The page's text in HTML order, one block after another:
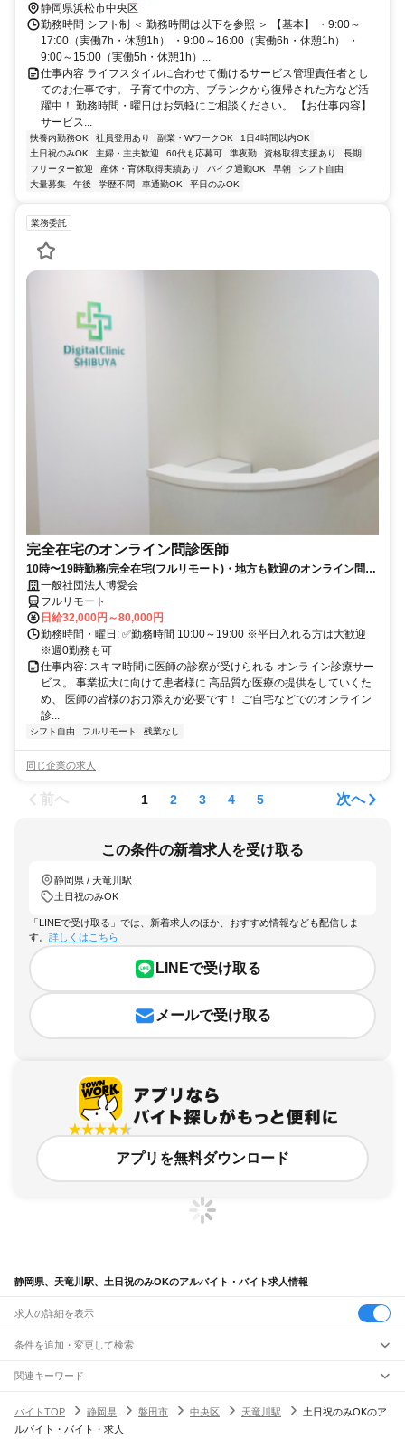
静岡県浜松市中央区
勤務時間 シフト制 ＜ 勤務時間は以下を参照 ＞ 【基本】 ・9:00～
17:00（実働7h・休憩1h） ・9:00～16:00（実働6h・休憩1h） ・
9:00～15:00（実働5h・休憩1h）...
仕事内容 ライフスタイルに合わせて働けるサービス管理責任者とし
てのお仕事です。 子育て中の方、ブランクから復帰された方など活
躍中！ 勤務時間・曜日はお気軽にご相談ください。 【お仕事内容】
サービス...
扶養内勤務OK 社員登用あり 副業・WワークOK
1日4時間以内OK
土日祝のみOK
主婦・主夫歓迎 60代も応募可 準夜勤 資格取得支援あり
長期
フリーター歓迎
産休・育休取得実績あり バイク通勤OK 早朝
シフト自由
大量募集
午後 学歴不問 車通勤OK 平日のみOK
業務委託
完全在宅のオンライン問診医師
10時〜19時勤務/完全在宅(フルリモート)・地方も歓迎のオンライン問診
業務一般社団法人博愛会
フルリモート
日給32,000円～80,000円
勤務時間・曜日: ✅勤務時間 10:00～19:00 ※平日入れる方は大歓迎
※週0勤務も可
仕事内容: スキマ時間に医師の診察が受けられる オンライン診療サー
ビス。 事業拡大に向けて患者様に 高品質な医療の提供をしていくた
め、 医師の皆様のお力添えが必要です！ ご自宅などでのオンライン
診...
シフト自由 フルリモート 残業なし
同じ企業の求人
前へ 1 2 3 4 5 次へ
この条件の新着求人を受け取る
静岡県 / 天竜川駅
土日祝のみOK
「LINEで受け取る」では、新着求人のほか、おすすめ情報なども配信しま
す。 詳しくはこちら
LINEで受け取る
メールで受け取る
アプリを無料ダウンロード
静岡県、天竜川駅、土日祝のみOKのアルバイト・バイト求人情報
求人の詳細を表示
条件を追加・変更して検索
市区町村を追加・変更
静岡県すべて
静岡市すべて
駅を追加・変更
関連キーワード
バイトTOP
静岡県 磐田市 中央区 天竜川駅
土日祝のみOKのア
ルバイト・バイト・求人